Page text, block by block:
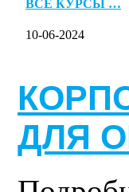
ВСЕ КУРСЫ …
10-06-2024
ДЛЯ